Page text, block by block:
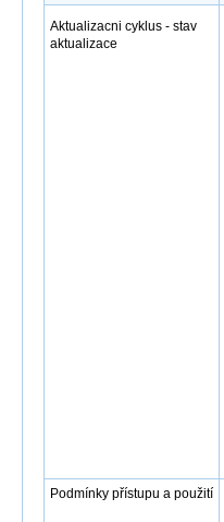
Aktualizacni cyklus - stav
aktualizace
Podmínky přístupu a použití